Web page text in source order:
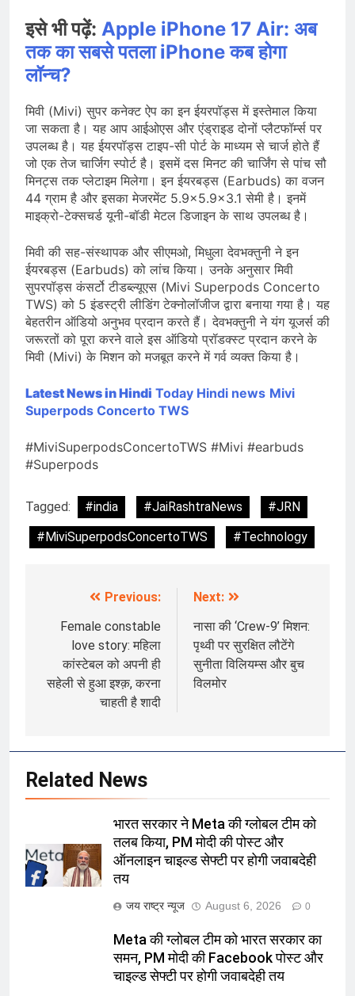
इसे भी पढ़ें: Apple iPhone 17 Air: अब
तक का सबसे पतला iPhone कब होगा
लॉन्च?
मिवी (Mivi) सुपर कनेक्ट ऐप का इन ईयरपॉड्स में इस्तेमाल किया
जा सकता है। यह आप आईओएस और एंड्राइड दोनों प्लैटफॉर्म्स पर
उपलब्ध है। यह ईयरपॉड्स टाइप-सी पोर्ट के माध्यम से चार्ज होते हैं
जो एक तेज चार्जिग स्पोर्ट है। इसमें दस मिनट की चार्जिंग से पांच सौ
मिनट्स तक प्लेटाइम मिलेगा। इन ईयरबड्स (Earbuds) का वजन
44 ग्राम है और इसका मेजरमेंट 5.9×5.9×3.1 सेमी है। इनमें
माइक्रो-टेक्सचर्ड यूनी-बॉडी मेटल डिजाइन के साथ उपलब्ध है।
मिवी की सह-संस्थापक और सीएमओ, मिधुला देवभक्तुनी ने इन
ईयरबड्स (Earbuds) को लांच किया। उनके अनुसार मिवी
सुपरपॉड्स कंसर्टो टीडब्ल्यूएस (Mivi Superpods Concerto
TWS) को 5 इंडस्ट्री लीडिंग टेक्नोलॉजीज द्वारा बनाया गया है। यह
बेहतरीन ऑडियो अनुभव प्रदान करते हैं। देवभक्तुनी ने यंग यूजर्स की
जरूरतों को पूरा करने वाले इस ऑडियो प्रॉडक्स्ट प्रदान करने के
मिवी (Mivi) के मिशन को मजबूत करने में गर्व व्यक्त किया है।
Latest News in Hindi Today Hindi news Mivi
Superpods Concerto TWS
#MiviSuperpodsConcertoTWS #Mivi #earbuds
#Superpods
Tagged: #india #JaiRashtraNews
#JRN
#MiviSuperpodsConcertoTWS
#Technology
navigation
Previous:
Female constable
love story: महिला
कांस्टेबल को अपनी ही
सहेली से हुआ इश्क़, करना
चाहती है शादी
Next:
नासा की ‘Crew-9’ मिशन:
पृथ्वी पर सुरक्षित लौटेंगे
सुनीता विलियम्स और बुच
विलमोर
Related News
भारत सरकार ने Meta की ग्लोबल टीम को
तलब किया, PM मोदी की पोस्ट और
ऑनलाइन चाइल्ड सेफ्टी पर होगी जवाबदेही
तय
जय राष्ट्र न्यूज August 6, 2026 0
Meta की ग्लोबल टीम को भारत सरकार का
समन, PM मोदी की Facebook पोस्ट और
चाइल्ड सेफ्टी पर होगी जवाबदेही तय